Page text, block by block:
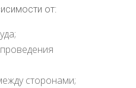
от:
сторонами;